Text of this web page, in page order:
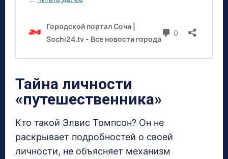
Тайна личности
«путешественника»
Кто такой Элвис Томпсон? Он не
раскрывает подробностей о своей
личности, не объясняет механизм